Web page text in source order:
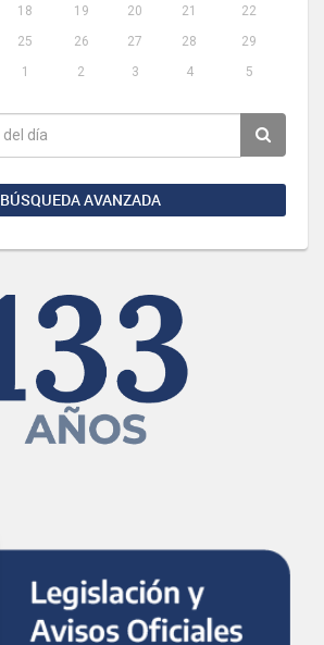
18 19 20 21
22
25 26 27 28
29
1 2 3 4 5
BÚSQUEDA AVANZADA